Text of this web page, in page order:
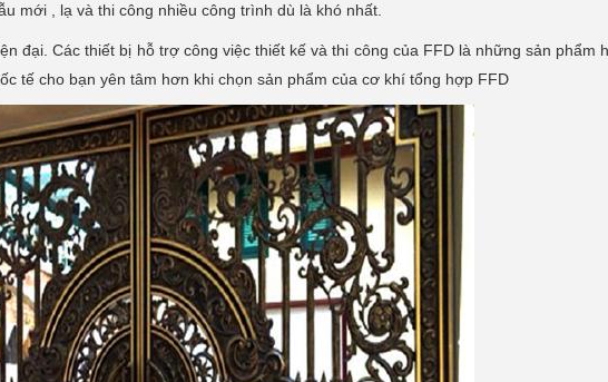
mới , lạ và thi công nhiều công trình dù là khó nhất.
đại. Các thiết bị hỗ trợ công việc thiết kế và thi công của FFD là những sản phẩm
tế cho bạn yên tâm hơn khi chọn sản phẩm của cơ khí tổng hợp FFD